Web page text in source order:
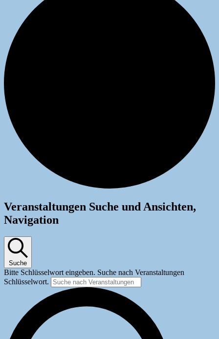
Veranstaltungen
für
Juli
2026
Veranstaltungen Suche und Ansichten,
Navigation
Suche
Bitte Schlüsselwort eingeben. Suche nach Veranstaltungen
Schlüsselwort.